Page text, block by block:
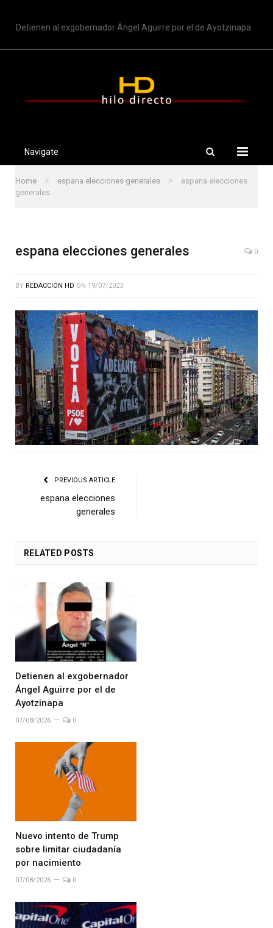
Detienen al exgobernador Ángel Aguirre por el de Ayotzinapa
Navigate
Home » espana elecciones generales »
espana elecciones
generales
espana elecciones generales 0
BY REDACCIÓN HD ON 19/07/2023
PREVIOUS ARTICLE
espana elecciones
generales
RELATED POSTS
Detienen al exgobernador
Ángel Aguirre por el de
Ayotzinapa
07/08/2026 0
Nuevo intento de Trump
sobre limitar ciudadanía
por nacimiento
07/08/2026 0